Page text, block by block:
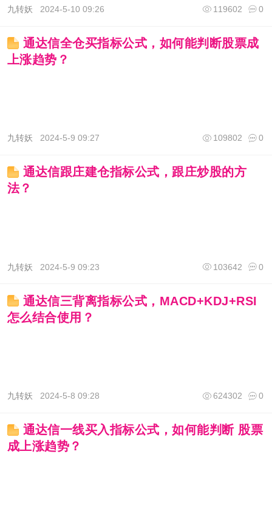
九转妖 2024-5-10 09:26 0
119602
通达信全仓买指标公式，如何能判断股票成
上涨趋势？
九转妖 2024-5-9 09:27 0
109802
通达信跟庄建仓指标公式，跟庄炒股的方
法？
九转妖 2024-5-9 09:23 0
103642
通达信三背离指标公式，MACD+KDJ+RSI
怎么结合使用？
九转妖 2024-5-8 09:28 0
624302
通达信一线买入指标公式，如何能判断 股票
成上涨趋势？